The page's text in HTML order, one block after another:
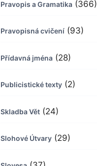
Pravopis a Gramatika (366)
Pravopisná cvičení (93)
Přídavná jména (28)
Publicistické texty (2)
Skladba Vět (24)
Slohové Útvary (29)